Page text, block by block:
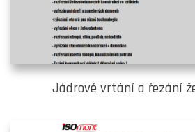
Jádrové vrtání a řezání